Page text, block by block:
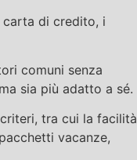
carta di credito, i
comuni senza
sia più adatto a sé.
tra cui la facilità
vacanze,